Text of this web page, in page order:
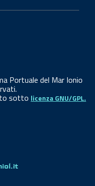
Portuale del Mar Ionio
sotto licenza GNU/GPL.